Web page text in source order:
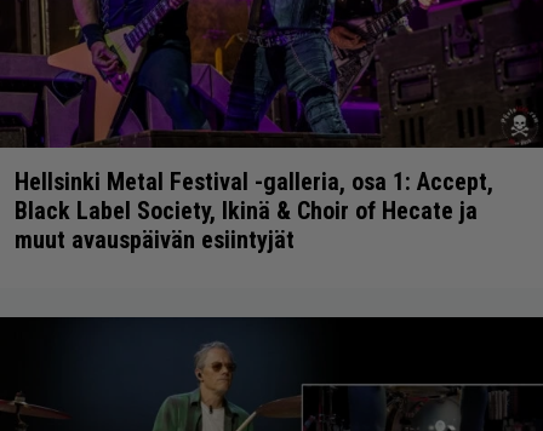
Hellsinki Metal Festival -galleria, osa 1: Accept,
Black Label Society, Ikinä & Choir of Hecate ja
muut avauspäivän esiintyjät